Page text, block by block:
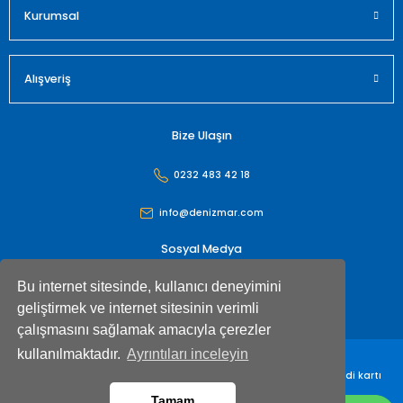
Bu internet sitesinde, kullanıcı deneyimini
geliştirmek ve internet sitesinin verimli
çalışmasını sağlamak amacıyla çerezler
kullanılmaktadır. Ayrıntıları inceleyin
Kurumsal
Alışveriş
Bize Ulaşın
0232 483 42 18
info@denizmar.com
Sosyal Medya
Denizmar İç Dış Ticaret Anonim Şirketi© Tüm hakları saklıdır. Kredi kartı